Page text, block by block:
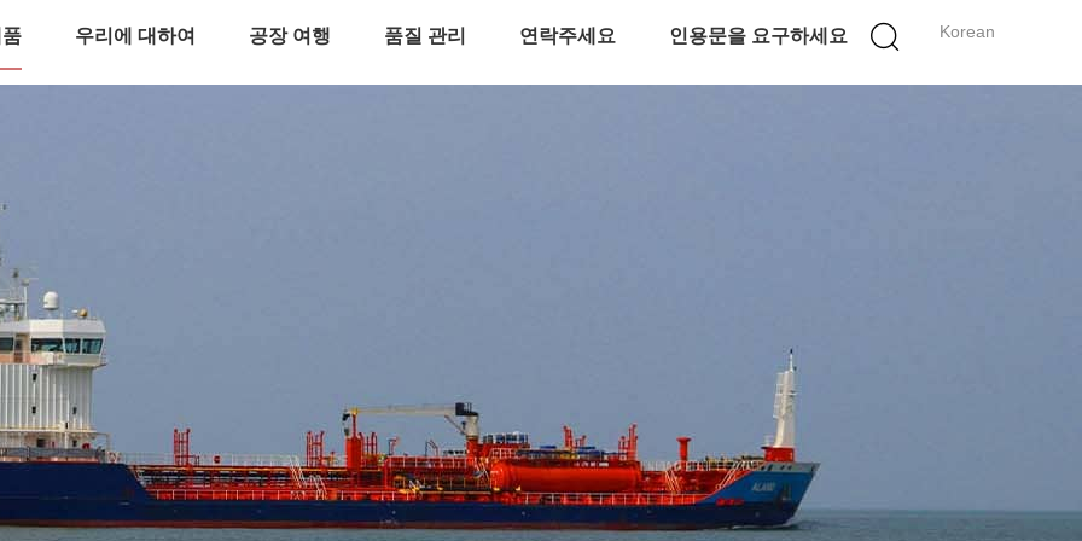
Korean
우리에 대하여 공장 여행 품질 관리 연락주세요 인용문을 요구하세요